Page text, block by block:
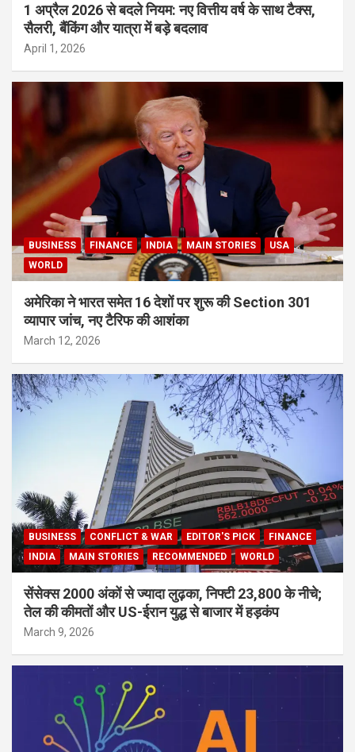
1 अप्रैल 2026 से बदले नियम: नए वित्तीय वर्ष के साथ टैक्स,
सैलरी, बैंकिंग और यात्रा में बड़े बदलाव
April 1, 2026
BUSINESS FINANCE INDIA MAIN STORIES
USA
WORLD
अमेरिका ने भारत समेत 16 देशों पर शुरू की Section 301
व्यापार जांच, नए टैरिफ की आशंका
March 12, 2026
BUSINESS CONFLICT & WAR EDITOR'S PICK
FINANCE
INDIA
MAIN STORIES RECOMMENDED WORLD
सेंसेक्स 2000 अंकों से ज्यादा लुढ़का, निफ्टी 23,800 के नीचे;
तेल की कीमतों और US-ईरान युद्ध से बाजार में हड़कंप
March 9, 2026